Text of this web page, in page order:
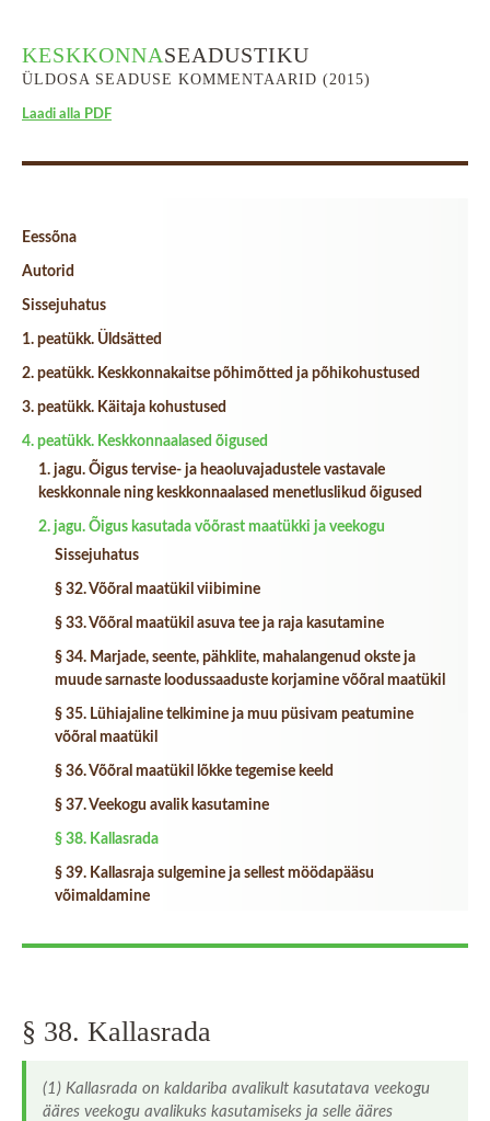
KESKKONNASEADUSTIKU
ÜLDOSA SEADUSE KOMMENTAARID (2015)
Laadi alla PDF
Eessõna
Autorid
Sissejuhatus
1. peatükk. Üldsätted
2. peatükk. Keskkonnakaitse põhimõtted ja põhikohustused
3. peatükk. Käitaja kohustused
4. peatükk. Keskkonnaalased õigused
1. jagu. Õigus tervise- ja heaoluvajadustele vastavale
keskkonnale ning keskkonnaalased menetluslikud õigused
2. jagu. Õigus kasutada võõrast maatükki ja veekogu
Sissejuhatus
§ 32. Võõral maatükil viibimine
§ 33. Võõral maatükil asuva tee ja raja kasutamine
§ 34. Marjade, seente, pähklite, mahalangenud okste ja
muude sarnaste loodussaaduste korjamine võõral maatükil
§ 35. Lühiajaline telkimine ja muu püsivam peatumine
võõral maatükil
§ 36. Võõral maatükil lõkke tegemise keeld
§ 37. Veekogu avalik kasutamine
§ 38. Kallasrada
§ 39. Kallasraja sulgemine ja sellest möödapääsu
võimaldamine
6. peatükk. Rakendussätted
Kasutatud lühendid
§ 38. Kallasrada
(1) Kallasrada on kaldariba avalikult kasutatava veekogu
ääres veekogu avalikuks kasutamiseks ja selle ääres